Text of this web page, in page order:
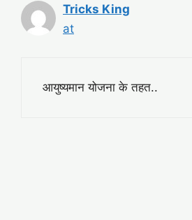
Tricks King
at
आयुष्यमान योजना के तहत..